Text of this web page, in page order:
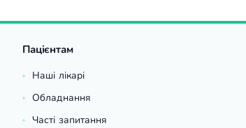
Пацієнтам
Наші лікарі
Обладнання
Часті запитання